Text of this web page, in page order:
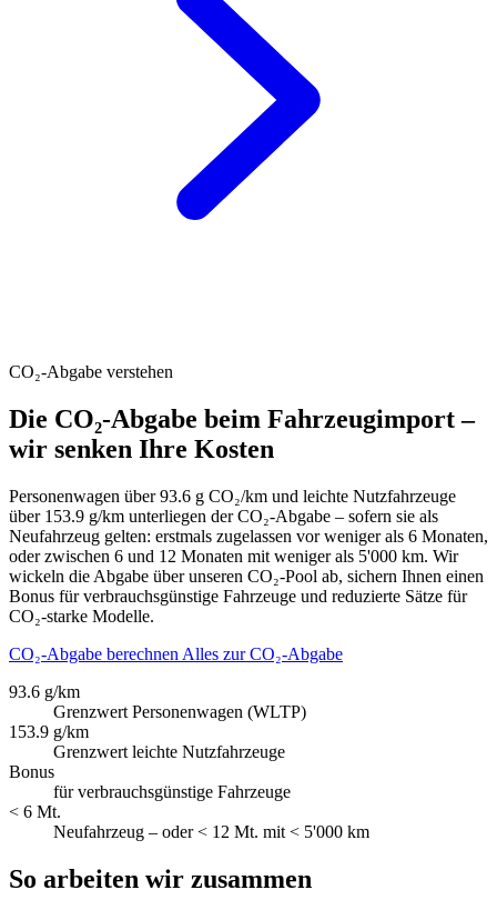
CO₂-Abgabe verstehen
Die CO₂-Abgabe beim Fahrzeugimport –
wir senken Ihre Kosten
Personenwagen über 93.6 g CO₂/km und leichte Nutzfahrzeuge
über 153.9 g/km unterliegen der CO₂-Abgabe – sofern sie als
Neufahrzeug gelten: erstmals zugelassen vor weniger als 6 Monaten,
oder zwischen 6 und 12 Monaten mit weniger als 5'000 km. Wir
wickeln die Abgabe über unseren CO₂-Pool ab, sichern Ihnen einen
Bonus für verbrauchsgünstige Fahrzeuge und reduzierte Sätze für
CO₂-starke Modelle.
CO₂-Abgabe berechnen Alles zur CO₂-Abgabe
93.6 g/km
Grenzwert Personenwagen (WLTP)
153.9 g/km
Grenzwert leichte Nutzfahrzeuge
Bonus
für verbrauchsgünstige Fahrzeuge
< 6 Mt.
Neufahrzeug – oder < 12 Mt. mit < 5'000 km
So arbeiten wir zusammen